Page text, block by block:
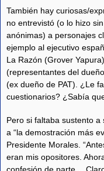
También hay curiosas/
no entrevistó (o lo hizo
anónimas) a personajes
ejemplo al ejecutivo
La Razón (Grover
(representantes del
(ex dueño de PAT). ¿Le
cuestionarios? ¿Sabía
Pero si faltaba sustento
a “la demostración más
Presidente Morales.
eran mis opositores.